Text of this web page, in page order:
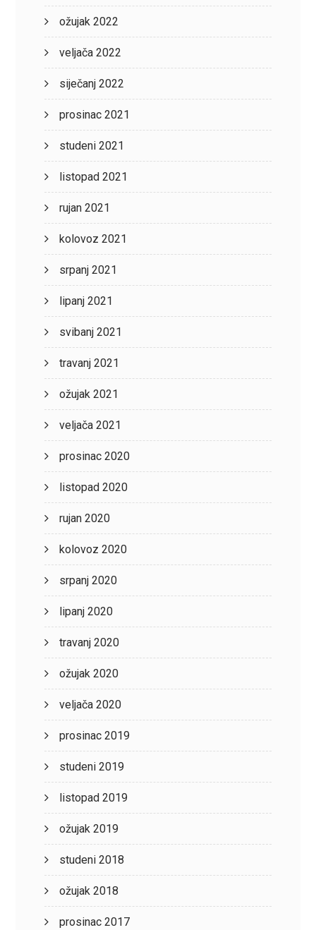
ožujak 2022
veljača 2022
siječanj 2022
prosinac 2021
studeni 2021
listopad 2021
rujan 2021
kolovoz 2021
srpanj 2021
lipanj 2021
svibanj 2021
travanj 2021
ožujak 2021
veljača 2021
prosinac 2020
listopad 2020
rujan 2020
kolovoz 2020
srpanj 2020
lipanj 2020
travanj 2020
ožujak 2020
veljača 2020
prosinac 2019
studeni 2019
listopad 2019
ožujak 2019
studeni 2018
ožujak 2018
prosinac 2017